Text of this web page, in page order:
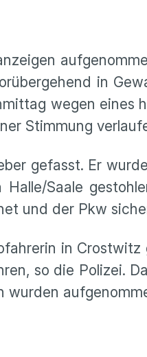
in
wegen
Stimmung
gefasst. Er
Saale
und der Pkw
in
so die Polizei.
wurden